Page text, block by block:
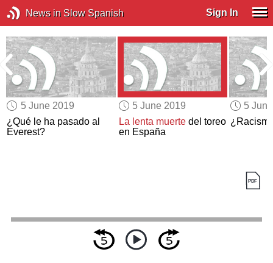
News in Slow Spanish Sign In
5 June 2019
¿Qué le ha pasado al
Everest?
5 June 2019
La lenta muertedel toreo
en España
5